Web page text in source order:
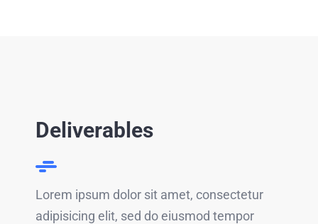
Deliverables
Lorem ipsum dolor sit amet, consectetur
adipisicing elit, sed do eiusmod tempor